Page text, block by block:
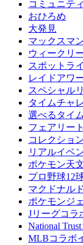
コミュニテ
おひろめ
大発見
マックスマ
ウィークリ
スポットラ
レイドアワ
スペシャル
タイムチャ
選べるタイ
フェアリー
コレクショ
リアルイベ
ポケモン天
プロ野球12
マクドナル
ポケモンジ
Jリーグコラ
National
MLBコラボ